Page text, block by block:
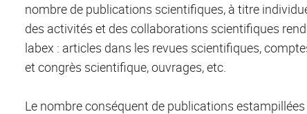
nombre de publications scientifiques, à titre
des activités et des collaborations scientifiques
labex : articles dans les revues scientifiques,
et congrès scientifique, ouvrages, etc.
Le nombre conséquent de publications